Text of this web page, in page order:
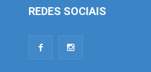
REDES SOCIAIS